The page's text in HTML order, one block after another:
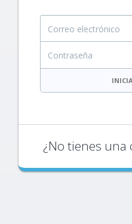
Correo electrónico
¿No tienes una